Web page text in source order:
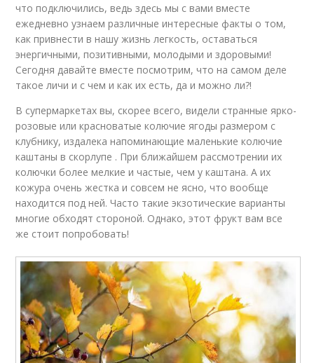
что подключились, ведь здесь мы с вами вместе
ежедневно узнаем различные интересные факты о том,
как привнести в нашу жизнь легкость, оставаться
энергичными, позитивными, молодыми и здоровыми!
Сегодня давайте вместе посмотрим, что на самом деле
такое личи и с чем и как их есть, да и можно ли?!
В супермаркетах вы, скорее всего, видели странные ярко-
розовые или красноватые колючие ягоды размером с
клубнику, издалека напоминающие маленькие колючие
каштаны в скорлупе . При ближайшем рассмотрении их
колючки более мелкие и частые, чем у каштана. А их
кожура очень жестка и совсем не ясно, что вообще
находится под ней. Часто такие экзотические варианты
многие обходят стороной. Однако, этот фрукт вам все
же стоит попробовать!